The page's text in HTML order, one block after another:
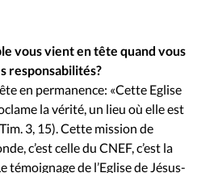
vous vient en tête quand vous
responsabilités?
en permanence: «Cette Eglise
la vérité, un lieu où elle est
3, 15). Cette mission de
c’est celle du CNEF, c’est la
de l’Eglise de Jésus-